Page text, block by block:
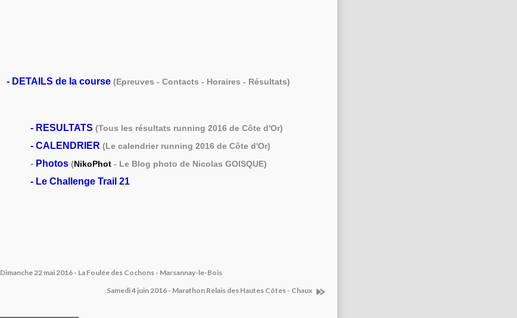
- DETAILS de la course (Epreuves - Contacts - Horaires - Résultats)
- RESULTATS (Tous les résultats running 2016 de Côte d'Or)
- CALENDRIER (Le calendrier running 2016 de Côte d'Or)
- Photos (NikoPhot - Le Blog photo de Nicolas GOISQUE)
- Le Challenge Trail 21
Dimanche 22 mai 2016 - La Foulée des Cochons - Marsannay-le-Bois
Samedi 4 juin 2016 - Marathon Relais des Hautes Côtes - Chaux